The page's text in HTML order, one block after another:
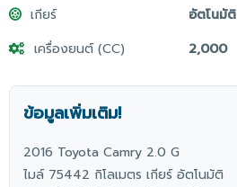
เกียร์
อัตโนมัติ
เครื่องยนต์ (CC)
2,000
ข้อมูลเพิ่มเติม!
2016 Toyota Camry 2.0 G
ไมล์ 75442 กิโลเมตร เกียร์ อัตโนมัติ